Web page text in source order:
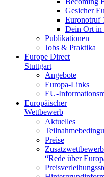
Gesicher
Euronotruf
Dein Ort in
Publikationen
Jobs & Praktika
Europe Direct
Stuttgart
Angebote
Europa-Links
EU-
Europäischer
Wettbewerb
Aktuelles
Preise
Zusatzwettbewerb
“Rede über